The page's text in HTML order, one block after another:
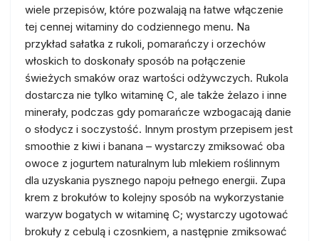
wiele przepisów, które pozwalają na łatwe włączenie
tej cennej witaminy do codziennego menu. Na
przykład sałatka z rukoli, pomarańczy i orzechów
włoskich to doskonały sposób na połączenie
świeżych smaków oraz wartości odżywczych. Rukola
dostarcza nie tylko witaminę C, ale także żelazo i inne
minerały, podczas gdy pomarańcze wzbogacają danie
o słodycz i soczystość. Innym prostym przepisem jest
smoothie z kiwi i banana – wystarczy zmiksować oba
owoce z jogurtem naturalnym lub mlekiem roślinnym
dla uzyskania pysznego napoju pełnego energii. Zupa
krem z brokułów to kolejny sposób na wykorzystanie
warzyw bogatych w witaminę C; wystarczy ugotować
brokuły z cebulą i czosnkiem, a następnie zmiksować